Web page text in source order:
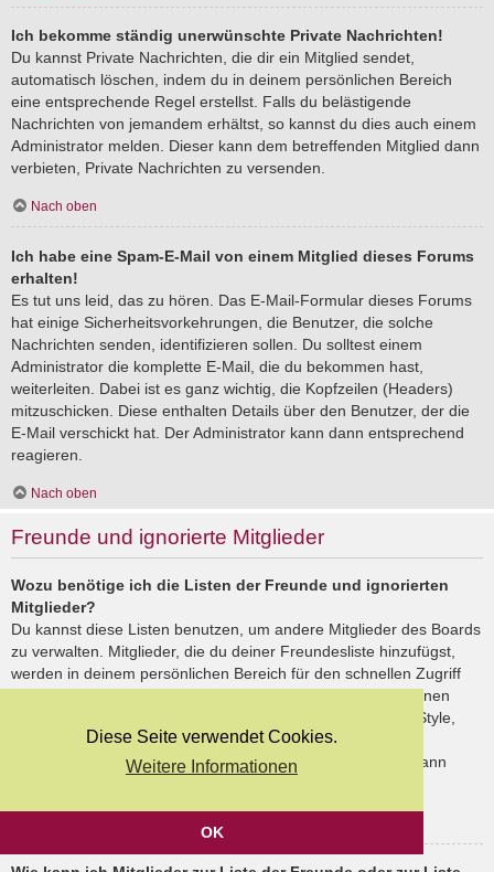
Diese Seite verwendet Cookies.
Weitere Informationen
OK
Ich bekomme ständig unerwünschte Private Nachrichten!
Du kannst Private Nachrichten, die dir ein Mitglied sendet,
automatisch löschen, indem du in deinem persönlichen Bereich
eine entsprechende Regel erstellst. Falls du belästigende
Nachrichten von jemandem erhältst, so kannst du dies auch einem
Administrator melden. Dieser kann dem betreffenden Mitglied dann
verbieten, Private Nachrichten zu versenden.
Nach oben
Ich habe eine Spam-E-Mail von einem Mitglied dieses Forums
erhalten!
Es tut uns leid, das zu hören. Das E-Mail-Formular dieses Forums
hat einige Sicherheitsvorkehrungen, die Benutzer, die solche
Nachrichten senden, identifizieren sollen. Du solltest einem
Administrator die komplette E-Mail, die du bekommen hast,
weiterleiten. Dabei ist es ganz wichtig, die Kopfzeilen (Headers)
mitzuschicken. Diese enthalten Details über den Benutzer, der die
E-Mail verschickt hat. Der Administrator kann dann entsprechend
reagieren.
Nach oben
Freunde und ignorierte Mitglieder
Wozu benötige ich die Listen der Freunde und ignorierten
Mitglieder?
Du kannst diese Listen benutzen, um andere Mitglieder des Boards
zu verwalten. Mitglieder, die du deiner Freundesliste hinzufügst,
werden in deinem persönlichen Bereich für den schnellen Zugriff
aufgelistet. Du siehst dort deren Onlinestatus und kannst ihnen
schnell eine Private Nachricht senden. Abhängig von dem Style,
den du verwendest, können Beiträge deiner Freunde auch
hervorgehoben sein. Wenn du einen Benutzer ignorierst, dann